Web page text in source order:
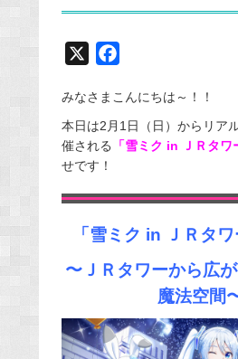
c
e
b
o
みなさまこんにちは～！！
本日は2月1日（日）からリア
催される 「雪ミク in ＪＲタワ
せです！
「雪ミク in ＪＲタワ
〜ＪＲ タワーから広
魔法空間